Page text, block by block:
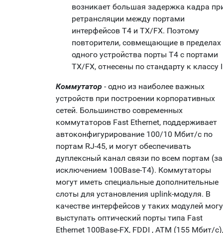
возникает большая задержка кадра
ретрансляции между портами
интерфейсов T4 и TX/FX. Поэтому
повторители, совмещающие в пределах
одного устройства порты T4 с портами
TX/FX, отнесены по стандарту к классу
Коммутатор - одно из наиболее важных
устройств при построении корпоративных
сетей. Большинство современных
коммутаторов Fast Ethernet, поддерживает
автоконфигурирование 100/10 Мбит/с по
портам RJ-45, и могут обеспечивать
дуплексный канал связи по всем портам (за
исключением 100Base-T4). Коммутаторы
могут иметь специальные дополнительные
слоты для установления uplink-модуля. В
качестве интерфейсов у таких модулей
выступать оптический порты типа Fast
Ethernet 100Base-FX, FDDI , ATM (155 Мбит/с),